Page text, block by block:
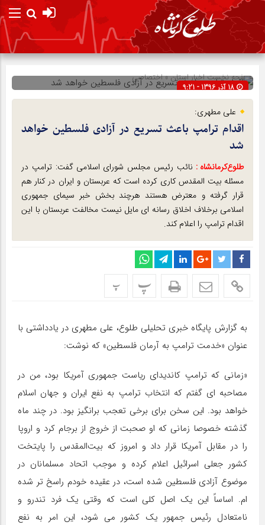
صفحه نخستاخبار استان»اختصاصی
18 آذر 1396 - 9:21
شناسه : 2617
علی مطهری:
اقدام ترامپ باعث تسریع در آزادی فلسطین خواهد
شد
طلوع‌‌کرمانشاه : نائب رئیس مجلس شورای اسلامی گفت: ترامپ در
مسئله بیت المقدس کاری کرده است که عربستان و ایران در کنار هم
قرار گرفته و معترض هستند هرچند بخش خبر سیمای جمهوری
اسلامی برخلاف اخلاق رسانه ای مایل نیست مخالفت عربستان با این
اقدام ترامپ را اعلام کند.
پ پ
به گزارش پایگاه خبری تحلیلی طلوع، علی مطهری در یادداشتی با
عنوان «خدمت ترامپ به آرمان فلسطین» که نوشت:
«زمانی که ترامپ کاندیدای ریاست جمهوری آمریکا بود، من در
مصاحبه ای گفتم که انتخاب ترامپ به نفع ایران و جهان اسلام
خواهد بود. این سخن برای برخی تعجب برانگیز بود. در چند ماه
گذشته خصوصا زمانی که او صحبت از خروج از برجام کرد و اروپا
را در مقابل آمریکا قرار داد و امروز که بیت‌المقدس را پایتخت
کشور جعلی اسرائیل اعلام کرده و موجب اتحاد مسلمانان در
موضوع آزادی فلسطین شده است، در عقیده خودم راسخ تر شده
ام. اساساً این یک اصل کلی است که وقتی یک فرد تندرو و
نامتعادل رئیس جمهور یک کشور می شود، این امر به نفع